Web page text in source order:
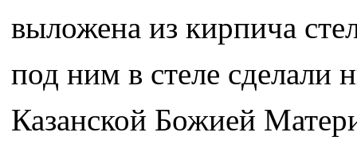
выложена из кирпича
под ним в стеле сделали
Казанской Божией